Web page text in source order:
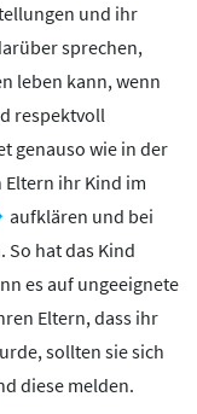
und ihr
sprechen,
leben kann, wenn
respektvoll
genauso wie in der
Eltern ihr Kind im
aufklären und bei
So hat das Kind
es auf ungeeignete
Eltern, dass ihr
sollten sie sich
diese melden.